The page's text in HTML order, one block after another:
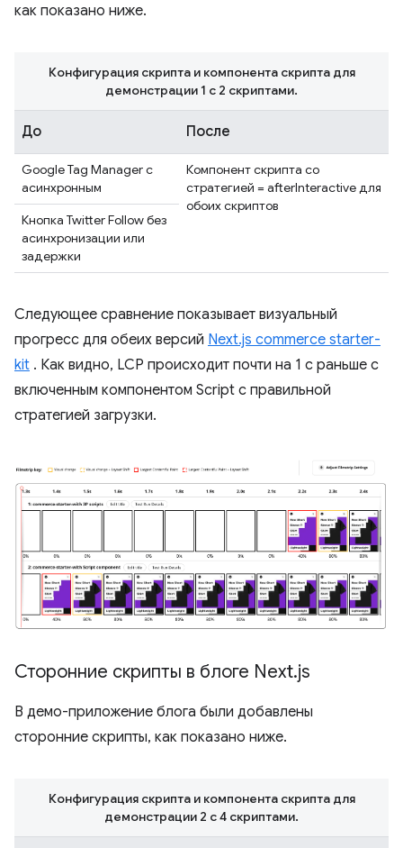
как показано ниже.
До После
Google Tag Manager с
асинхронным
Компонент скрипта со
стратегией = afterInteractive для
обоих скриптов
Кнопка Twitter Follow без
асинхронизации или
задержки
Конфигурация скрипта и компонента скрипта для
демонстрации 1 с 2 скриптами.
Следующее сравнение показывает визуальный
прогресс для обеих версий Next.js commerce starter-
kit . Как видно, LCP происходит почти на 1 с раньше с
включенным компонентом Script с правильной
стратегией загрузки.
Сторонние скрипты в блоге Next.js
В демо-приложение блога были добавлены
сторонние скрипты, как показано ниже.
Конфигурация скрипта и компонента скрипта для
демонстрации 2 с 4 скриптами.